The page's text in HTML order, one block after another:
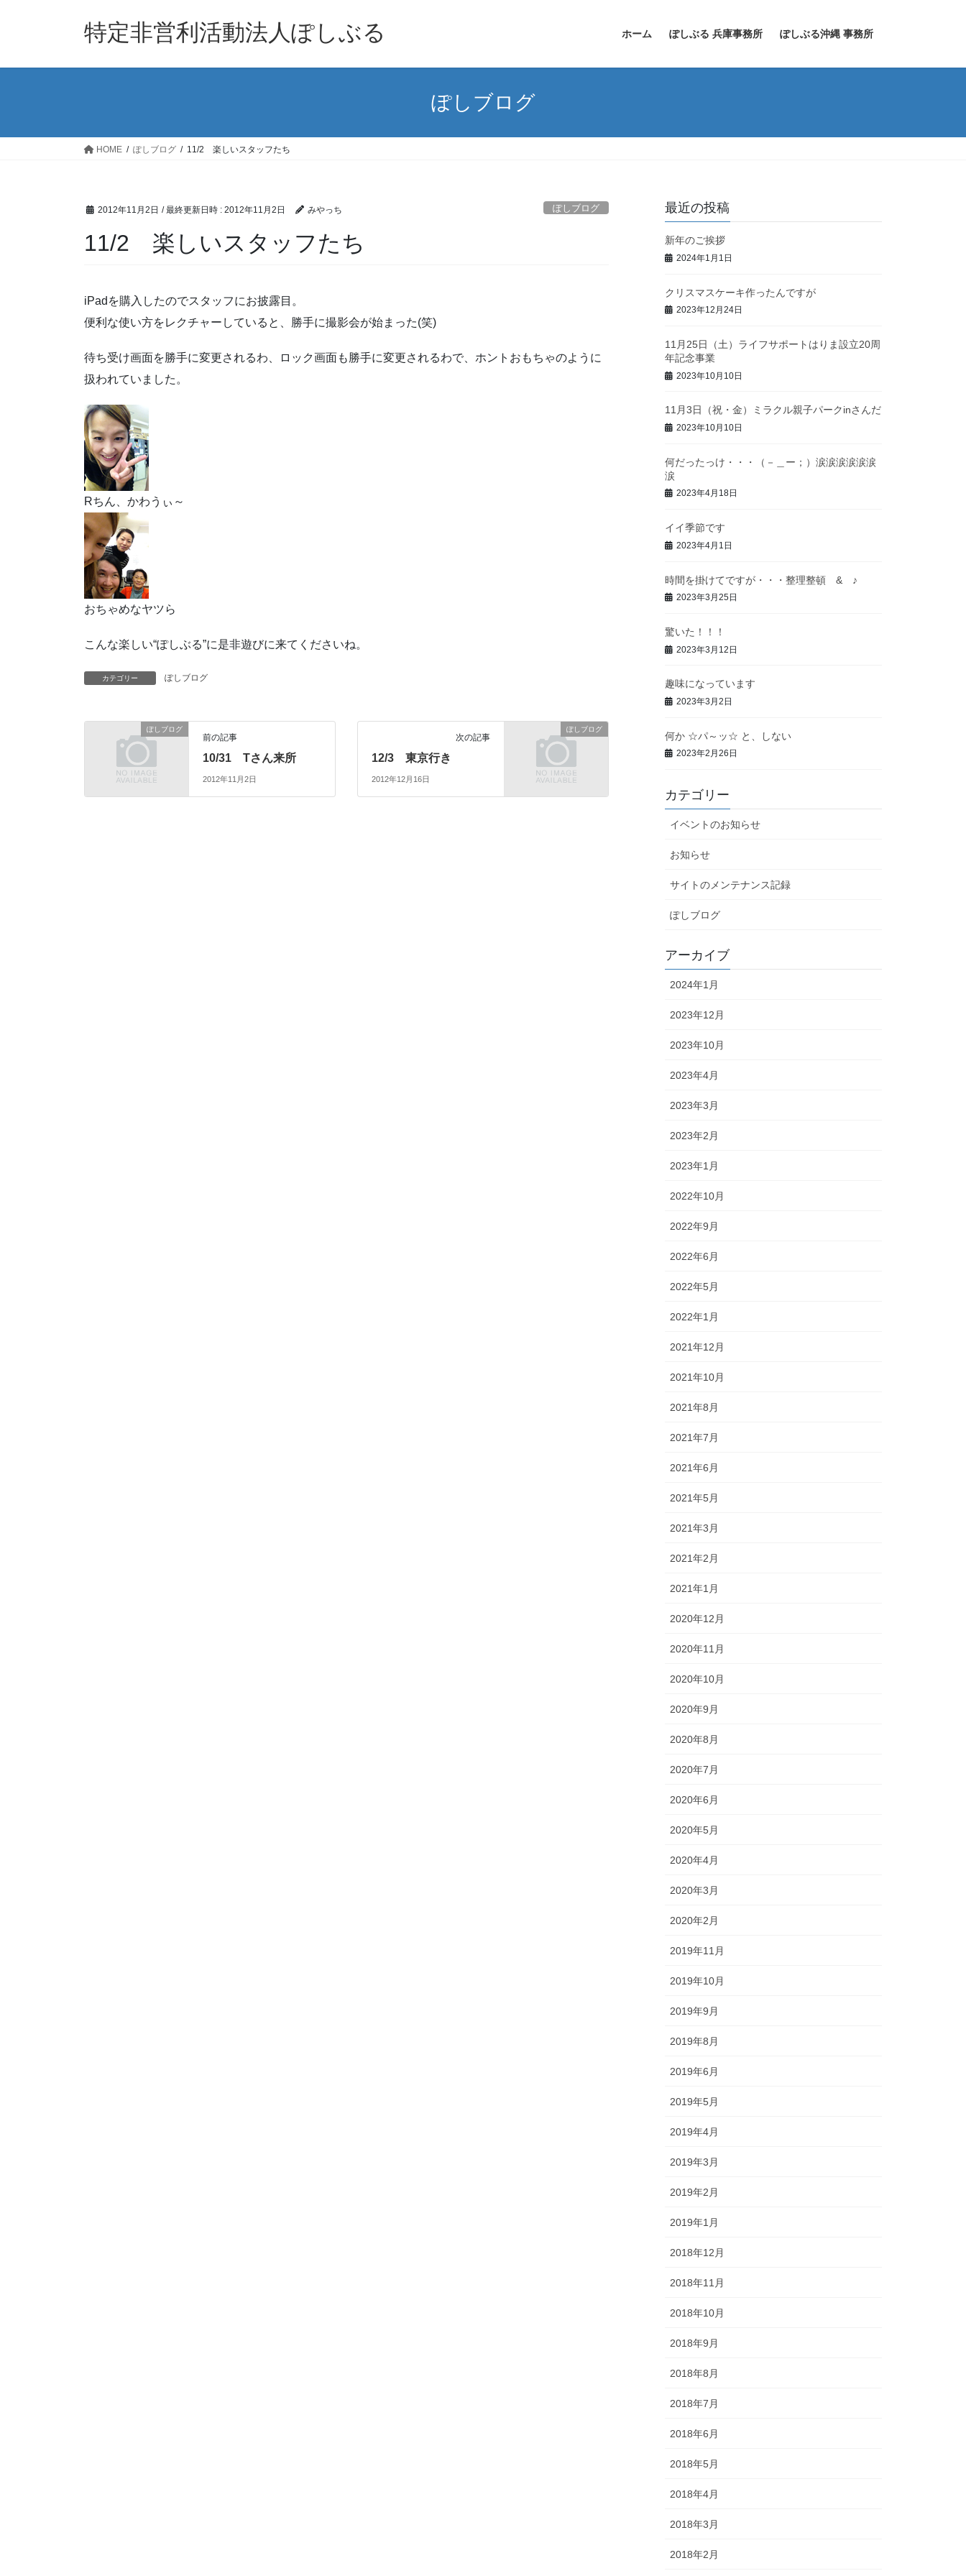
特定非営利活動法人ぽしぶる ホーム ぽしぶる 兵庫事務所 ぽしぶる沖縄 事務所
ぽしブログ
HOME ぽしブログ 11/2 楽しいスタッフたち
2012年11月2日 / 最終更新日時 : 2012年11月2日 みやっち ぽしブログ
11/2 楽しいスタッフたち
iPadを購入したのでスタッフにお披露目。
便利な使い方をレクチャーしていると、勝手に撮影会が始まった(笑)
待ち受け画面を勝手に変更されるわ、ロック画面も勝手に変更されるわで、ホントおもちゃのように
扱われていました。
Rちん、かわうぃ～
おちゃめなヤツら
こんな楽しい“ぽしぶる”に是非遊びに来てくださいね。
カテゴリー ぽしブログ
ぽしブログ
前の記事
10/31 Tさん来所
2012年11月2日
ぽしブログ
次の記事
12/3 東京行き
2012年12月16日
最近の投稿
新年のご挨拶
2024年1月1日
クリスマスケーキ作ったんですが
2023年12月24日
11月25日（土）ライフサポートはりま設立20周
年記念事業
2023年10月10日
11月3日（祝・金）ミラクル親子パークinさんだ
2023年10月10日
何だったっけ・・・（－＿ー；）涙涙涙涙涙涙
涙
2023年4月18日
イイ季節です
2023年4月1日
時間を掛けてですが・・・整理整頓 & ♪
2023年3月25日
驚いた！！！
2023年3月12日
趣味になっています
2023年3月2日
何か ☆パ～ッ☆ と、しない
2023年2月26日
カテゴリー
イベントのお知らせ
お知らせ
サイトのメンテナンス記録
ぽしブログ
アーカイブ
2024年1月
2023年12月
2023年10月
2023年4月
2023年3月
2023年2月
2023年1月
2022年10月
2022年9月
2022年6月
2022年5月
2022年1月
2021年12月
2021年10月
2021年8月
2021年7月
2021年6月
2021年5月
2021年3月
2021年2月
2021年1月
2020年12月
2020年11月
2020年10月
2020年9月
2020年8月
2020年7月
2020年6月
2020年5月
2020年4月
2020年3月
2020年2月
2019年11月
2019年10月
2019年9月
2019年8月
2019年6月
2019年5月
2019年4月
2019年3月
2019年2月
2019年1月
2018年12月
2018年11月
2018年10月
2018年9月
2018年8月
2018年7月
2018年6月
2018年5月
2018年4月
2018年3月
2018年2月